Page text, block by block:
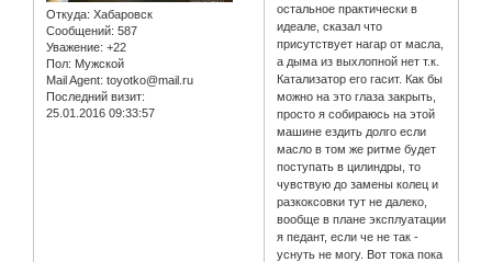
Откуда: Хабаровск
Сообщений: 587
Уважение: +22
Пол: Мужской
Mail Agent: toyotko@mail.ru
Последний визит:
25.01.2016 09:33:57
остальное практически в
идеале, сказал что
присутствует нагар от масла,
а дыма из выхлопной нет т.к.
Катализатор его гасит. Как бы
можно на это глаза закрыть,
просто я собираюсь на этой
машине ездить долго если
масло в том же ритме будет
поступать в цилиндры, то
чувствую до замены колец и
разкоксовки тут не далеко,
вообще в плане эксплуатации
я педант, если че не так -
уснуть не могу. Вот тока пока